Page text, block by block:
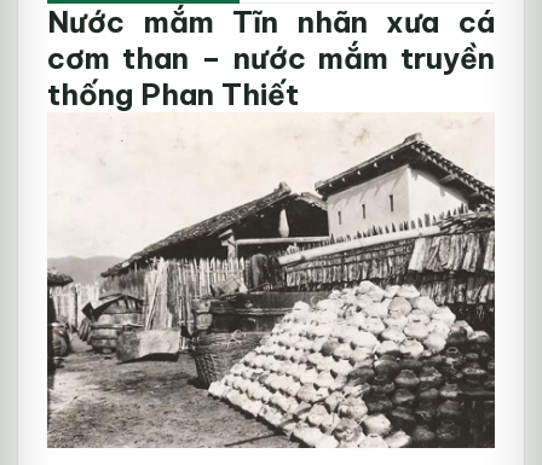
Nước mắm Tĩn nhãn xưa cá
cơm than – nước mắm truyền
thống Phan Thiết